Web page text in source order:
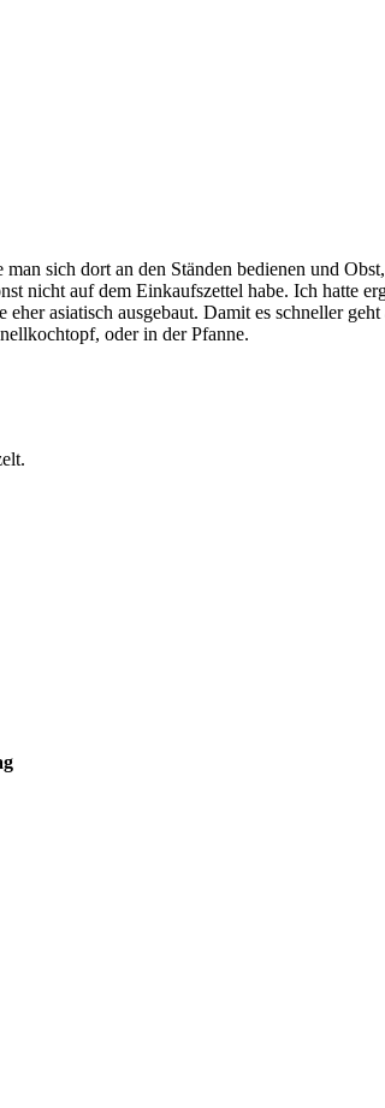
sich dort an den Ständen bedienen und
nicht auf dem Einkaufszettel habe. Ich hatte
asiatisch ausgebaut. Damit es schneller
oder in der Pfanne.